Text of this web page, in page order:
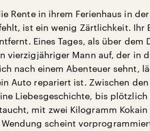
Rente in ihrem Ferienhaus in der
ist ein wenig Zärtlichkeit. Ihr
Eines Tages, als über dem
vierzigjähriger Mann auf, der in
nach einem Abenteuer sehnt,
Auto repariert ist. Zwischen
Liebesgeschichte, bis plötzlich
mit zwei Kilogramm
scheint